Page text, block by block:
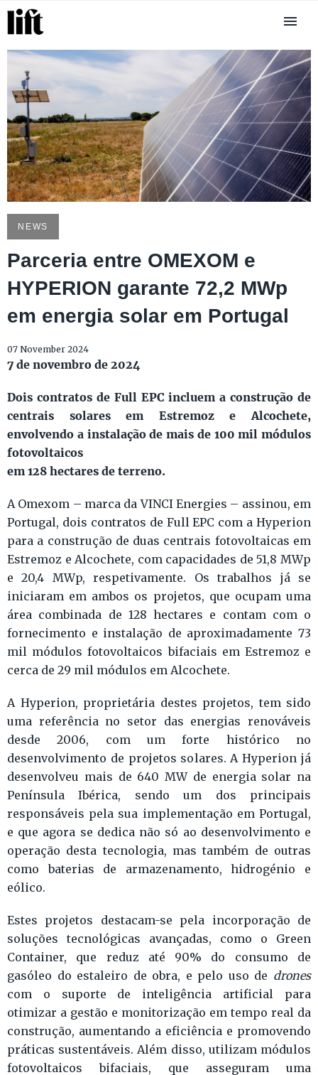
NEWS
Parceria entre OMEXOM e
HYPERION garante 72,2 MWp
em energia solar em Portugal
07 November 2024
7 de novembro de 2024
Dois contratos de Full EPC incluem a construção de
centrais solares em Estremoz e Alcochete,
envolvendo a instalação de mais de 100 mil módulos
fotovoltaicos
em 128 hectares de terreno.
A Omexom – marca da VINCI Energies – assinou, em
Portugal, dois contratos de Full EPC com a Hyperion
para a construção de duas centrais fotovoltaicas em
Estremoz e Alcochete, com capacidades de 51,8 MWp
e 20,4 MWp, respetivamente. Os trabalhos já se
iniciaram em ambos os projetos, que ocupam uma
área combinada de 128 hectares e contam com o
fornecimento e instalação de aproximadamente 73
mil módulos fotovoltaicos bifaciais em Estremoz e
cerca de 29 mil módulos em Alcochete.
A Hyperion, proprietária destes projetos, tem sido
uma referência no setor das energias renováveis
desde 2006, com um forte histórico no
desenvolvimento de projetos solares. A Hyperion já
desenvolveu mais de 640 MW de energia solar na
Península Ibérica, sendo um dos principais
responsáveis pela sua implementação em Portugal,
e que agora se dedica não só ao desenvolvimento e
operação desta tecnologia, mas também de outras
como baterias de armazenamento, hidrogénio e
eólico.
Estes projetos destacam-se pela incorporação de
soluções tecnológicas avançadas, como o Green
Container, que reduz até 90% do consumo de
gasóleo do estaleiro de obra, e pelo uso de drones
com o suporte de inteligência artificial para
otimizar a gestão e monitorização em tempo real da
construção, aumentando a eficiência e promovendo
práticas sustentáveis. Além disso, utilizam módulos
fotovoltaicos bifaciais, que asseguram uma